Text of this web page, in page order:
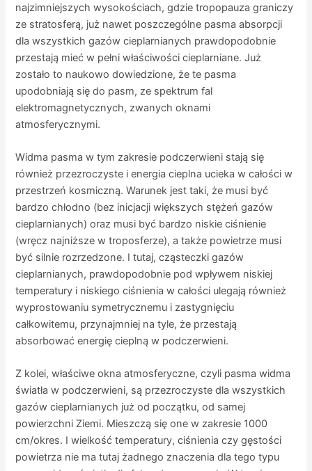
najzimniejszych wysokościach, gdzie tropopauza graniczy
ze stratosferą, już nawet poszczególne pasma absorpcji
dla wszystkich gazów cieplarnianych prawdopodobnie
przestają mieć w pełni właściwości cieplarniane. Już
zostało to naukowo dowiedzione, że te pasma
upodobniają się do pasm, ze spektrum fal
elektromagnetycznych, zwanych oknami
atmosferycznymi.
Widma pasma w tym zakresie podczerwieni stają się
również przezroczyste i energia cieplna ucieka w całości w
przestrzeń kosmiczną. Warunek jest taki, że musi być
bardzo chłodno (bez inicjacji większych stężeń gazów
cieplarnianych) oraz musi być bardzo niskie ciśnienie
(wręcz najniższe w troposferze), a także powietrze musi
być silnie rozrzedzone. I tutaj, cząsteczki gazów
cieplarnianych, prawdopodobnie pod wpływem niskiej
temperatury i niskiego ciśnienia w całości ulegają również
wyprostowaniu symetrycznemu i zastygnięciu
całkowitemu, przynajmniej na tyle, że przestają
absorbować energię cieplną w podczerwieni.
Z kolei, właściwe okna atmosferyczne, czyli pasma widma
światła w podczerwieni, są przezroczyste dla wszystkich
gazów cieplarnianych już od początku, od samej
powierzchni Ziemi. Mieszczą się one w zakresie 1000
cm/okres. I wielkość temperatury, ciśnienia czy gęstości
powietrza nie ma tutaj żadnego znaczenia dla tego typu